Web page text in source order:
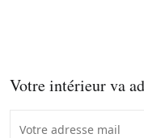
Votre intérieur va